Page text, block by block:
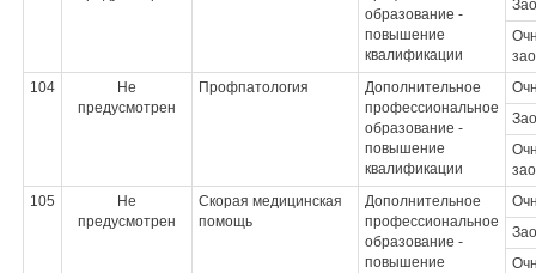
образование -
повышение
квалификации
104
Не
предусмотрен
Профпатология
Дополнительное
профессиональное
образование -
повышение
квалификации
105
Не
предусмотрен
Скорая медицинская
помощь
Дополнительное
профессиональное
образование -
повышение